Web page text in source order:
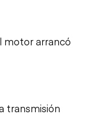
motor arrancó
transmisión